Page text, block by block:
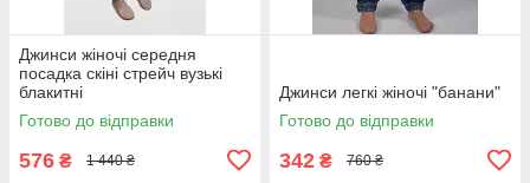
Джинси жіночі середня
посадка скіні стрейч вузькі
блакитні
Готово до відправки
576 ₴ 1 440 ₴
Джинси легкі жіночі "банани"
Готово до відправки
342 ₴ 760 ₴